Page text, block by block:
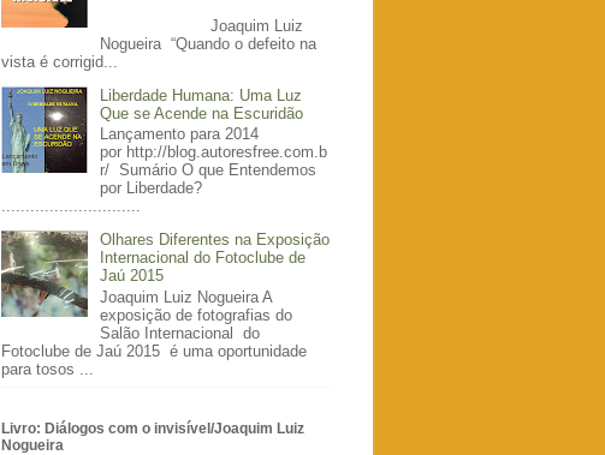
Joaquim Luiz
Nogueira “Quando o defeito na
vista é corrigid...
Liberdade Humana: Uma Luz
Que se Acende na Escuridão
Lançamento para 2014
por http://blog.autoresfree.com.b
r/ Sumário O que Entendemos
por Liberdade?
.............................
Olhares Diferentes na Exposição
Internacional do Fotoclube de
Jaú 2015
Joaquim Luiz Nogueira A
exposição de fotografias do
Salão Internacional do
Fotoclube de Jaú 2015 é uma oportunidade
para tosos ...
Livro: Diálogos com o invisível/Joaquim Luiz
Nogueira